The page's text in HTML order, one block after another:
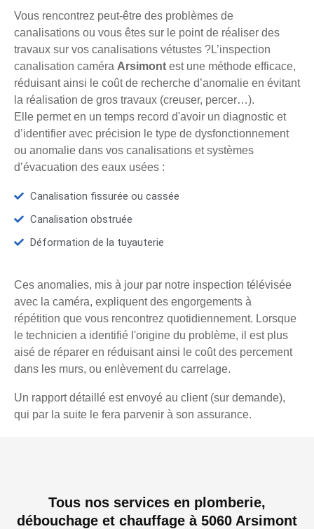
Vous rencontrez peut-être des problèmes de
canalisations ou vous êtes sur le point de réaliser des
travaux sur vos canalisations vétustes ?L’inspection
canalisation caméra Arsimont est une méthode efficace,
réduisant ainsi le coût de recherche d’anomalie en évitant
la réalisation de gros travaux (creuser, percer…).
Elle permet en un temps record d'avoir un diagnostic et
d’identifier avec précision le type de dysfonctionnement
ou anomalie dans vos canalisations et systèmes
d’évacuation des eaux usées :
Canalisation fissurée ou cassée
Canalisation obstruée
Déformation de la tuyauterie
Ces anomalies, mis à jour par notre inspection télévisée
avec la caméra, expliquent des engorgements à
répétition que vous rencontrez quotidiennement. Lorsque
le technicien a identifié l'origine du problème, il est plus
aisé de réparer en réduisant ainsi le coût des percement
dans les murs, ou enlèvement du carrelage.
Un rapport détaillé est envoyé au client (sur demande),
qui par la suite le fera parvenir à son assurance.
Tous nos services en plomberie,
débouchage et chauffage à 5060 Arsimont